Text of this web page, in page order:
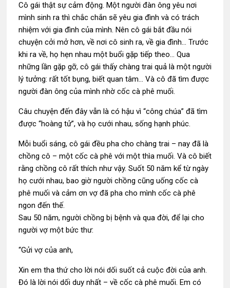
Cô gái thật sự cảm động. Một người đàn ông yêu nơi
mình sinh ra thì chắc chắn sẽ yêu gia đình và có trách
nhiệm với gia đình của mình. Nên cô gái bắt đầu nói
chuyện cởi mở hơn, về nơi cô sinh ra, về gia đình… Trước
khi ra về, họ hẹn nhau một buổi gặp tiếp theo… Qua
những lần gặp gỡ, cô gái thấy chàng trai quả là một người
lý tưởng: rất tốt bụng, biết quan tâm… Và cô đã tìm được
người đàn ông của mình nhờ cốc cà phê muối.
Câu chuyện đến đây vẫn là có hậu vì “công chúa” đã tìm
được “hoàng tử”, và họ cưới nhau, sống hạnh phúc.
Mỗi buổi sáng, cô gái đều pha cho chàng trai – nay đã là
chồng cô – một cốc cà phê với một thìa muối. Và cô biết
rằng chồng cô rất thích như vậy. Suốt 50 năm kể từ ngày
họ cưới nhau, bao giờ người chồng cũng uống cốc cà
phê muối và cảm ơn vợ đã pha cho mình cốc cà phê
ngon đến thế.
Sau 50 năm, người chồng bị bệnh và qua đời, để lại cho
người vợ một bức thư:
“Gửi vợ của anh,
Xin em tha thứ cho lời nói dối suốt cả cuộc đời của anh.
Đó là lời nói dối duy nhất – về cốc cà phê muối. Em có